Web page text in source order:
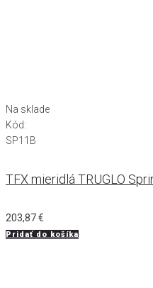
Na sklade
Kód:
SP11B
TFX mieridlá TRUGLO
203,87€
Pridať do košíka